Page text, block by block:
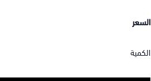
السعر
الكمية